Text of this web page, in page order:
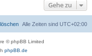
Gehe zu
Alle Zeiten sind UTC+02:00
© phpBB Limited
phpBB.de